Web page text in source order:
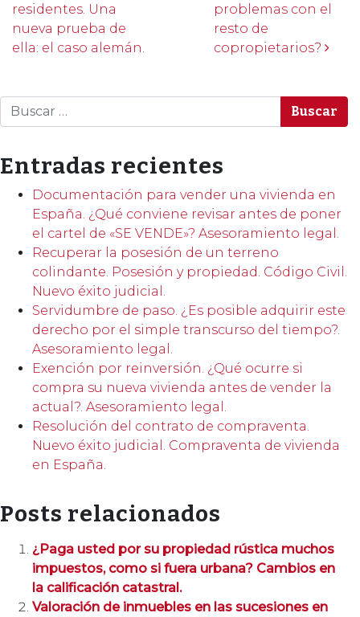
residentes. Una
nueva prueba de
ella: el caso alemán.
problemas con el
resto de
copropietarios?
Buscar
Entradas recientes
Documentación para vender una vivienda en
España. ¿Qué conviene revisar antes de poner
el cartel de «SE VENDE»? Asesoramiento legal.
Recuperar la posesión de un terreno
colindante. Posesión y propiedad. Código Civil.
Nuevo éxito judicial.
Servidumbre de paso. ¿Es posible adquirir este
derecho por el simple transcurso del tiempo?.
Asesoramiento legal.
Exención por reinversión. ¿Qué ocurre si
compra su nueva vivienda antes de vender la
actual?. Asesoramiento legal.
Resolución del contrato de compraventa.
Nuevo éxito judicial. Compraventa de vivienda
en España.
Posts relacionados
¿Paga usted por su propiedad rústica muchos
impuestos, como si fuera urbana? Cambios en
la calificación catastral.
Valoración de inmuebles en las sucesiones en